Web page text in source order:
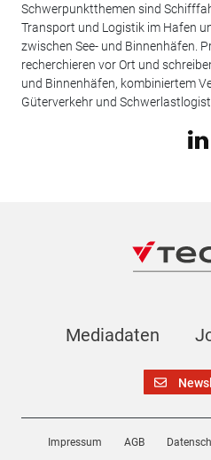
Schwerpunktthemen sind
Transport und Logistik im Hafen
zwischen See- und Binnenhäfen.
recherchieren vor Ort und
und Binnenhäfen, kombiniertem
Güterverkehr und
Mediadaten
Impressum AGB